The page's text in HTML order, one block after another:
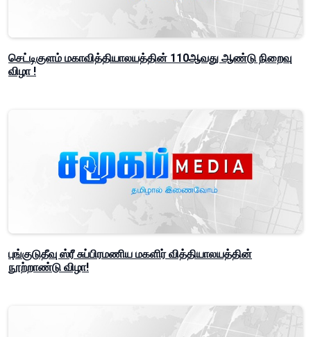
செட்டிகுளம் மகாவித்தியாலயத்தின் 110ஆவது ஆண்டு நிறைவு
விழா !
புங்குடுதீவு ஸ்ரீ சுப்பிரமணிய மகளிர் வித்தியாலயத்தின்
நூற்றாண்டு விழா!